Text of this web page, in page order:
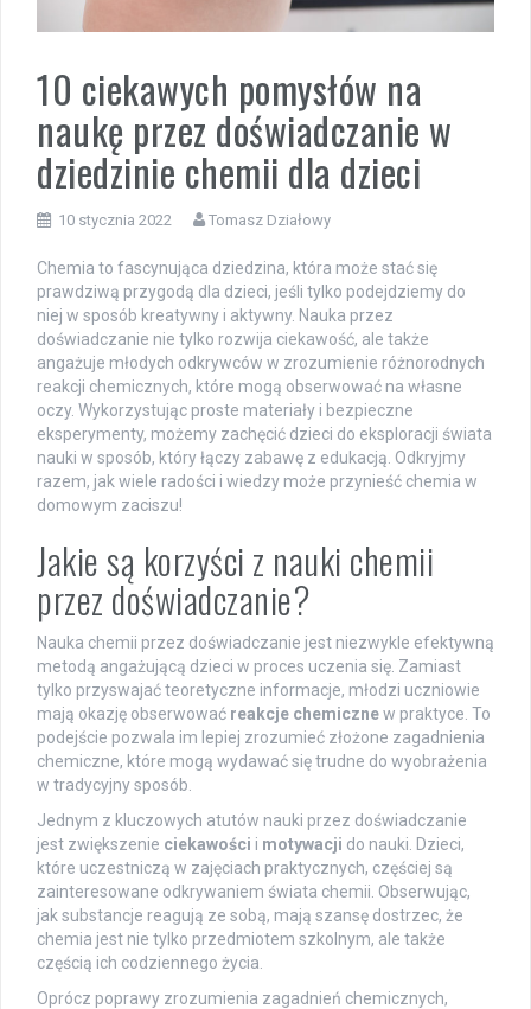
10 ciekawych pomysłów na
naukę przez doświadczanie w
dziedzinie chemii dla dzieci
10 stycznia 2022 Tomasz Działowy
Chemia to fascynująca dziedzina, która może stać się
prawdziwą przygodą dla dzieci, jeśli tylko podejdziemy do
niej w sposób kreatywny i aktywny. Nauka przez
doświadczanie nie tylko rozwija ciekawość, ale także
angażuje młodych odkrywców w zrozumienie różnorodnych
reakcji chemicznych, które mogą obserwować na własne
oczy. Wykorzystując proste materiały i bezpieczne
eksperymenty, możemy zachęcić dzieci do eksploracji świata
nauki w sposób, który łączy zabawę z edukacją. Odkryjmy
razem, jak wiele radości i wiedzy może przynieść chemia w
domowym zaciszu!
Jakie są korzyści z nauki chemii
przez doświadczanie?
Nauka chemii przez doświadczanie jest niezwykle efektywną
metodą angażującą dzieci w proces uczenia się. Zamiast
tylko przyswajać teoretyczne informacje, młodzi uczniowie
mają okazję obserwować reakcje chemicznew praktyce. To
podejście pozwala im lepiej zrozumieć złożone zagadnienia
chemiczne, które mogą wydawać się trudne do wyobrażenia
w tradycyjny sposób.
Jednym z kluczowych atutów nauki przez doświadczanie
jest zwiększenie ciekawości i motywacji do nauki. Dzieci,
które uczestniczą w zajęciach praktycznych, częściej są
zainteresowane odkrywaniem świata chemii. Obserwując,
jak substancje reagują ze sobą, mają szansę dostrzec, że
chemia jest nie tylko przedmiotem szkolnym, ale także
częścią ich codziennego życia.
Oprócz poprawy zrozumienia zagadnień chemicznych,